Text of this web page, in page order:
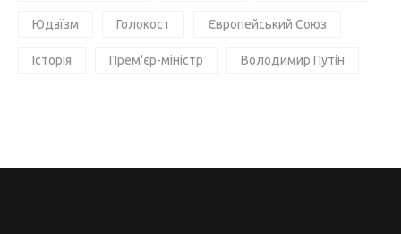
Юдаїзм Голокост Європейський Союз
Історія Прем'єр-міністр Володимир Путін